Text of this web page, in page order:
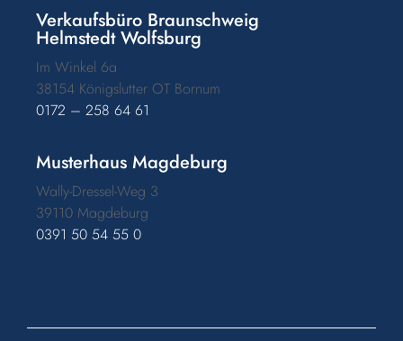
Verkaufsbüro Braunschweig
Helmstedt Wolfsburg
Im Winkel 6a
38154 Königslutter OT Bornum
0172 – 258 64 61
Musterhaus Magdeburg
Wally-Dressel-Weg 3
39110 Magdeburg
0391 50 54 55 0